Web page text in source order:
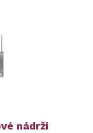
nádrži